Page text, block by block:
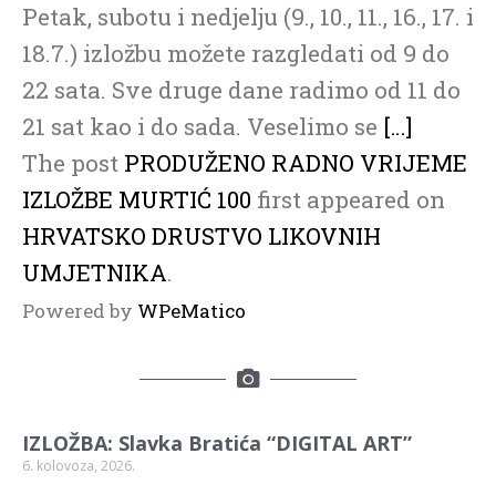
Petak, subotu i nedjelju (9., 10., 11., 16., 17. i
18.7.) izložbu možete razgledati od 9 do
22 sata. Sve druge dane radimo od 11 do
21 sat kao i do sada. Veselimo se […]
The post PRODUŽENO RADNO VRIJEME
IZLOŽBE MURTIĆ 100 first appeared on
HRVATSKO DRUSTVO LIKOVNIH
UMJETNIKA.
Powered by WPeMatico
IZLOŽBA: Slavka Bratića “DIGITAL ART”
6. kolovoza, 2026.